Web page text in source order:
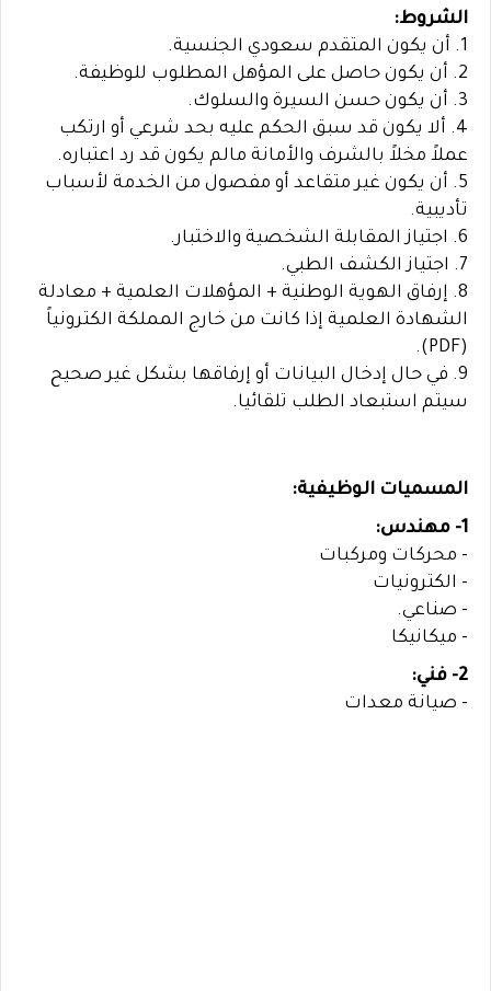
الشروط:
1. أن يكون المتقدم سعودي الجنسية.
2. أن يكون حاصل على المؤهل المطلوب للوظيفة.
3. أن يكون حسن السيرة والسلوك.
4. ألا يكون قد سبق الحكم عليه بحد شرعي أو ارتكب
عملاً مخلاً بالشرف والأمانة مالم يكون قد رد اعتباره.
5. أن يكون غير متقاعد أو مفصول من الخدمة لأسباب
تأديبية.
6. اجتياز المقابلة الشخصية والاختبار.
7. اجتياز الكشف الطبي.
8. إرفاق الهوية الوطنية + المؤهلات العلمية + معادلة
الشهادة العلمية إذا كانت من خارج المملكة الكترونياً
(PDF).
9. في حال إدخال البيانات أو إرفاقها بشكل غير صحيح
سيتم استبعاد الطلب تلقائيا.
المسميات الوظيفية:
1- مهندس:
- محركات ومركبات
- الكترونيات
- صناعي.
- ميكانيكا
2- فني:
- صيانة معدات